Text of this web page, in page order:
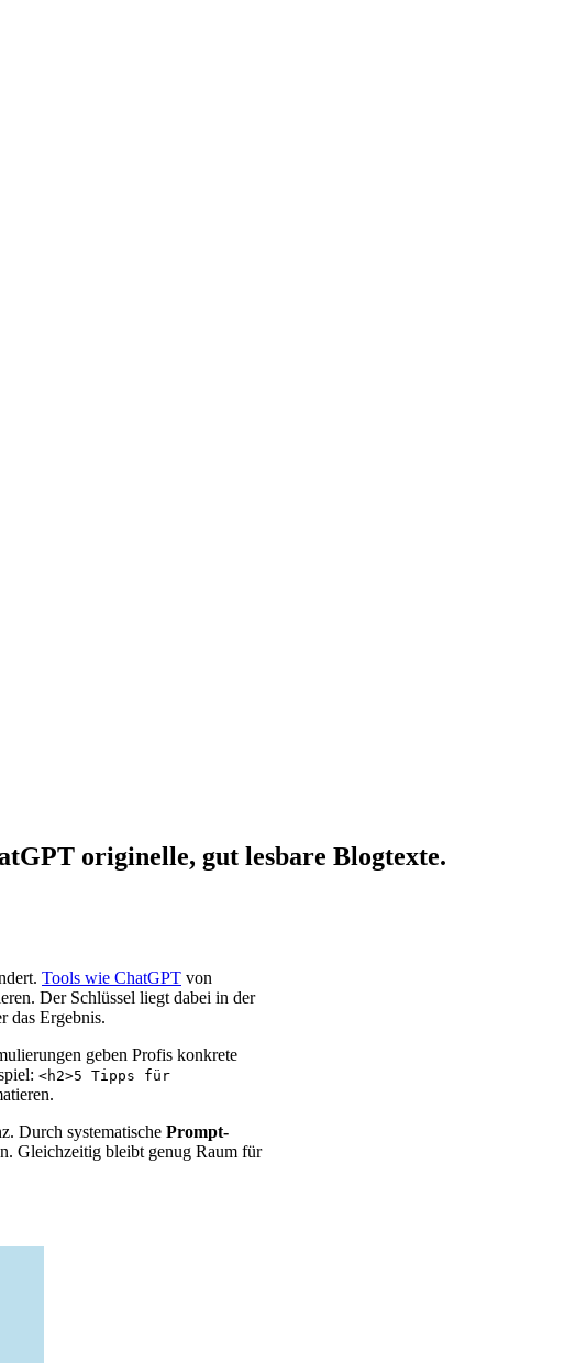
originelle, gut lesbare Blogtexte.
Tools wie ChatGPT von
Der Schlüssel liegt dabei in der
das Ergebnis.
geben Profis konkrete
<h2>5 Tipps für
Durch systematische Prompt-
Gleichzeitig bleibt genug Raum für